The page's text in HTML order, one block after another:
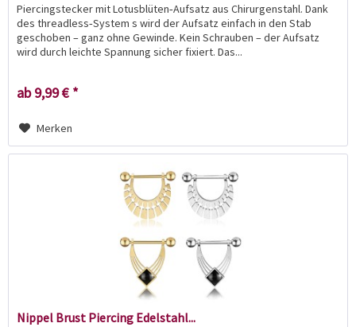
Piercingstecker mit Lotusblüten‑Aufsatz aus Chirurgenstahl. Dank
des threadless‑System s wird der Aufsatz einfach in den Stab
geschoben – ganz ohne Gewinde. Kein Schrauben – der Aufsatz
wird durch leichte Spannung sicher fixiert. Das...
ab 9,99 € *
Merken
Nippel Brust Piercing Edelstahl...